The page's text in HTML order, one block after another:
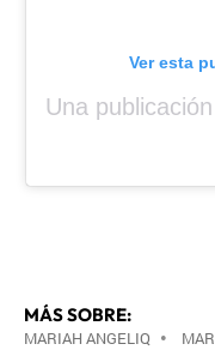
Ver esta
MÁS SOBRE:
MARIAH ANGELIQ •